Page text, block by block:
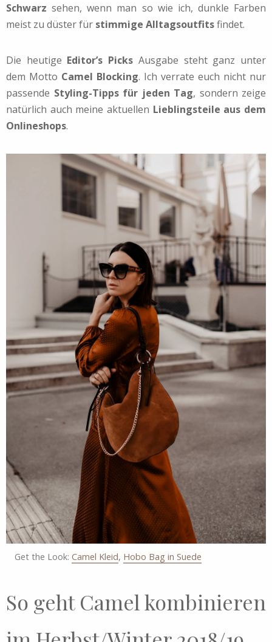
Schwarz sehen, wenn man so wie ich, dunkle Farben
meist zu düster für stimmige Alltagsoutfitsfindet.
Die heutige Editor’s Picks Ausgabe steht ganz unter
dem Motto Camel Blocking. Ich verrate euch nicht nur
passende Styling-Tipps für jeden Tag, sondern zeige
natürlich auch meine aktuellen Lieblingsteile aus dem
Onlineshops.
Get the Look:Camel Kleid, Hobo Bag in Suede
So geht Camel kombinieren